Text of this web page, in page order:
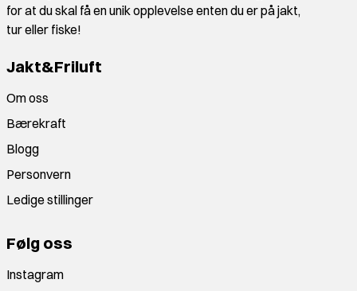
for at du skal få en unik opplevelse enten du er på jakt,
tur eller fiske!
Jakt&Friluft
Om oss
Bærekraft
Blogg
Personvern
Ledige stillinger
Følg oss
Instagram